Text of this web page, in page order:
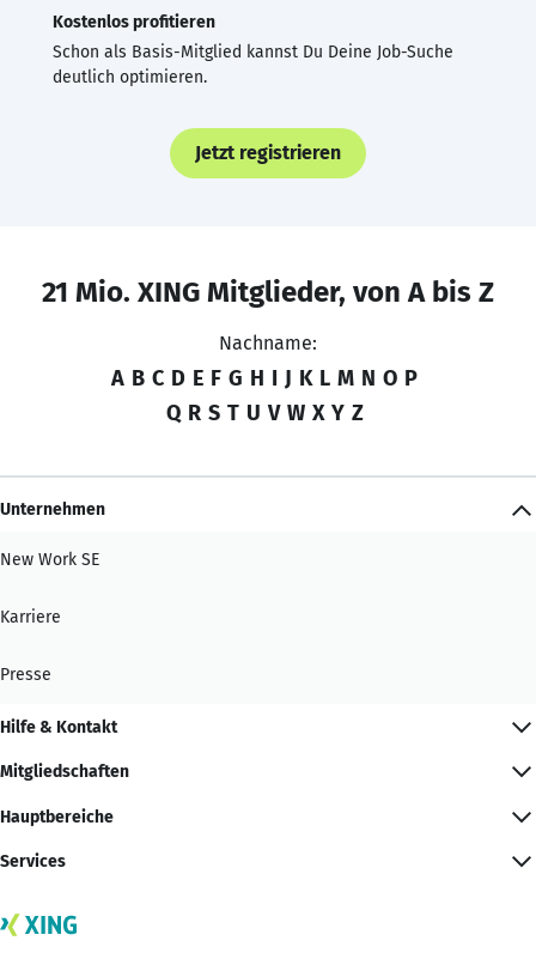
Kostenlos profitieren
Schon als Basis-Mitglied kannst Du Deine Job-Suche
deutlich optimieren.
Jetzt registrieren
21 Mio. XING Mitglieder, von A bis Z
Nachname:
A B C D E F G H I J K L M N O P
Q R S T U V W X Y Z
Unternehmen
New Work SE
Karriere
Presse
Hilfe & Kontakt
Mitgliedschaften
Hauptbereiche
Services